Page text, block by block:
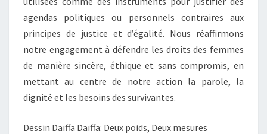
agendas politiques ou personnels contraires aux
principes de justice et d’égalité. Nous réaffirmons
notre engagement à défendre les droits des femmes
de manière sincère, éthique et sans compromis, en
mettant au centre de notre action la parole, la
dignité et les besoins des survivantes.
Dessin Daïffa Daïffa: Deux poids, Deux mesures